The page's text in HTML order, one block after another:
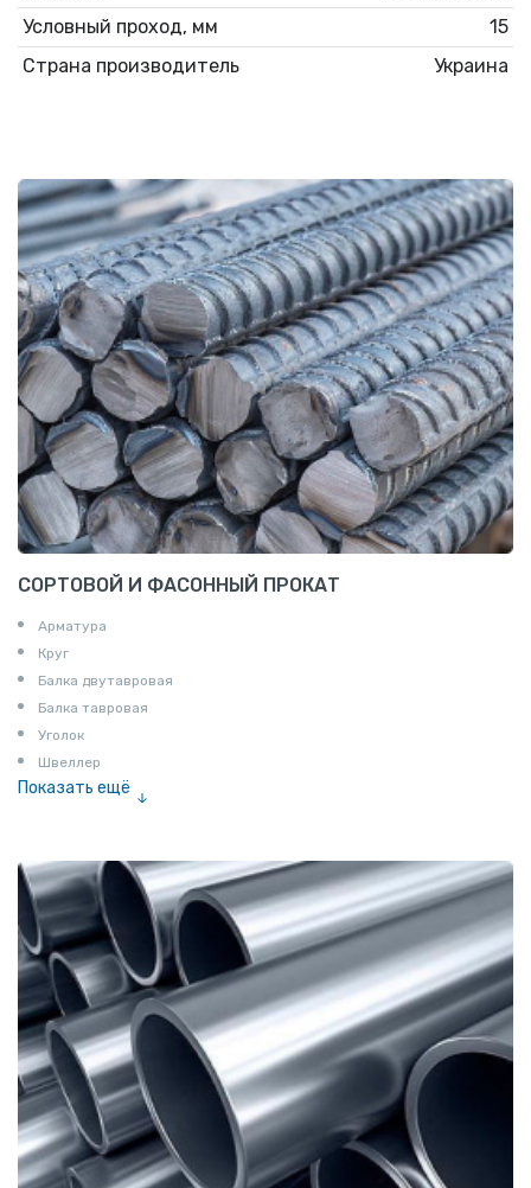
Условный проход, мм
15
Страна производитель
Украина
СОРТОВОЙ И ФАСОННЫЙ ПРОКАТ
Арматура
Круг
Балка двутавровая
Балка тавровая
Уголок
Швеллер
Показать ещё
Катанка
Шестигранник
Полособульб
Полукруг
Шпунт Ларсена